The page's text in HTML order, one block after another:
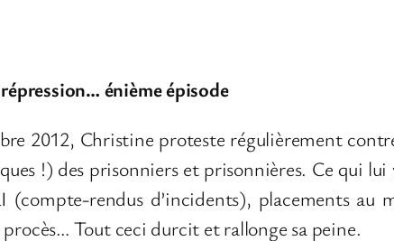
énième épisode
2012, Christine proteste régulièrement
!) des prisonniers et prisonnières. Ce qui
(compte-rendus d’incidents), placements au
Tout ceci durcit et rallonge sa peine.